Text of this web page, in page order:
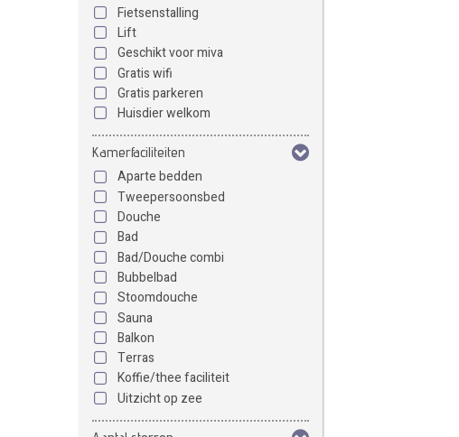
Fietsenstalling
Lift
Geschikt voor miva
Gratis wifi
Gratis parkeren
Huisdier welkom
Kamerfaciliteiten
Aparte bedden
Tweepersoonsbed
Douche
Bad
Bad/Douche combi
Bubbelbad
Stoomdouche
Sauna
Balkon
Terras
Koffie/thee faciliteit
Uitzicht op zee